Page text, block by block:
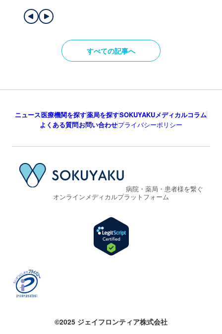
すべての記事へ
ニュース医療機関を探す薬局を探すSOKUYAKUメディカルコラム
よくある質問お問い合わせプライバシーポリシー
病院・薬局・患者様を繋ぐ
オンラインメディカルプラットフォーム
©2025 ジェイフロンティア株式会社